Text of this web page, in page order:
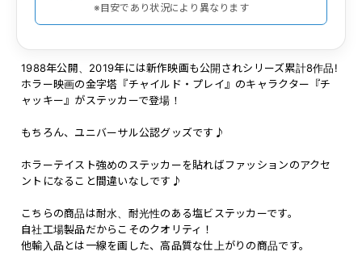
※目安であり状況により異なります
1988年公開、2019年には新作映画も公開されシリーズ累計8作品!
ホラー映画の金字塔『チャイルド・プレイ』のキャラクター『チ
ャッキー』がステッカーで登場！
もちろん、ユニバーサル公認グッズです♪
ホラーテイスト強めのステッカーを貼ればファッションのアクセ
ントになること間違いなしです♪
こちらの商品は耐水、耐光性のある塩ビステッカーです。
自社工場製品だからこそのクオリティ！
他輸入品とは一線を画した、高品質な仕上がりの商品です。